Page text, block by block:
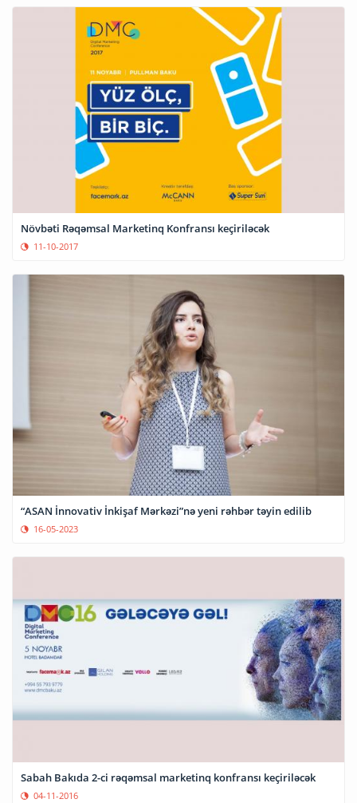
Növbəti Rəqəmsal Marketinq Konfransı keçiriləcək
11-10-2017
“ASAN İnnovativ İnkişaf Mərkəzi”nə yeni rəhbər təyin edilib
16-05-2023
Sabah Bakıda 2-ci rəqəmsal marketinq konfransı keçiriləcək
04-11-2016